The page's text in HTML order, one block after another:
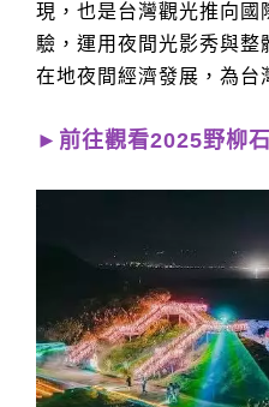
現，也是台灣觀光推向
驗，運用夜間光影秀與
在地夜間經濟發展，為台
►前往觀看2025野柳